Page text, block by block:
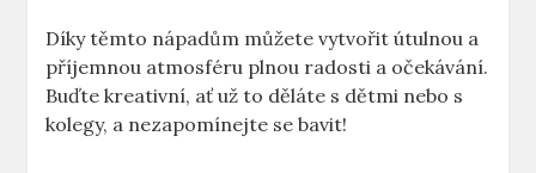
Díky těmto nápadům můžete vytvořit útulnou a
příjemnou atmosféru plnou radosti a očekávání.
Buďte kreativní, ať už to děláte s dětmi nebo s
kolegy, a nezapomínejte se bavit!